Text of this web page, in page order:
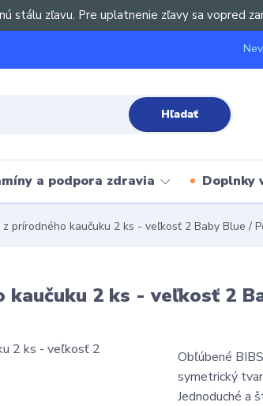
stálu zľavu. Pre uplatnenie zľavy sa vopred
Hľadať
a podpora zdravia Doplnky
prírodného kaučuku 2 ks - veľkosť 2 Baby Blue /
2 ks - veľkosť 2
Obľúbené
symetrický
Jednoduché a